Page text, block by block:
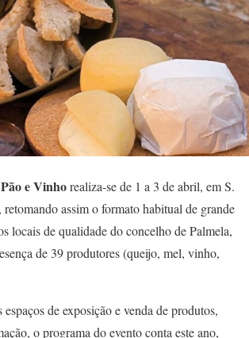
e Vinhorealiza-se de 1 a 3 de abril, em S.
assim o formato habitual de grande
locais de qualidade do concelho de Palmela,
de 39 produtores (queijo, mel, vinho,
de exposição e venda de produtos,
o programa do evento conta este ano,